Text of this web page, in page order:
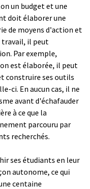
un budget et une
doit élaborer une
de moyens d'action et
travail, il peut
Par exemple,
est élaborée, il peut
construire ses outils
ci. En aucun cas, il ne
avant d'échafauder
à ce que la
parcouru par
recherchés.
ses étudiants en leur
autonome, ce qui
centaine